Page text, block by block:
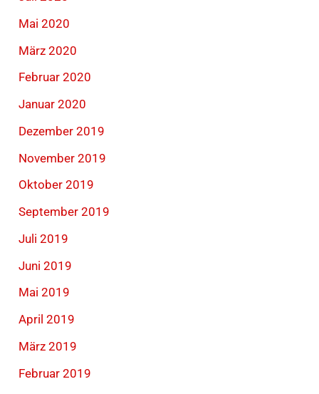
Mai 2020
März 2020
Februar 2020
Januar 2020
Dezember 2019
November 2019
Oktober 2019
September 2019
Juli 2019
Juni 2019
Mai 2019
April 2019
März 2019
Februar 2019